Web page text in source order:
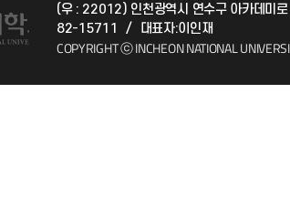
자주 묻는 질문
(우 : 22012) 인천광역시 연수구 아카데미
82-15711
/ 대표자:이인재
COPYRIGHT ⓒ INCHEON NATIONAL